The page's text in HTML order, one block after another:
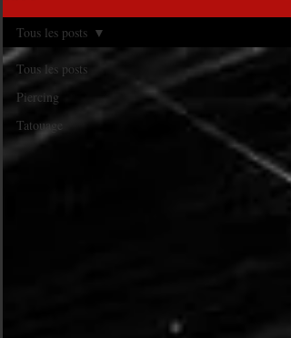
Tous les posts
Piercing
Tatouage
Tous les posts